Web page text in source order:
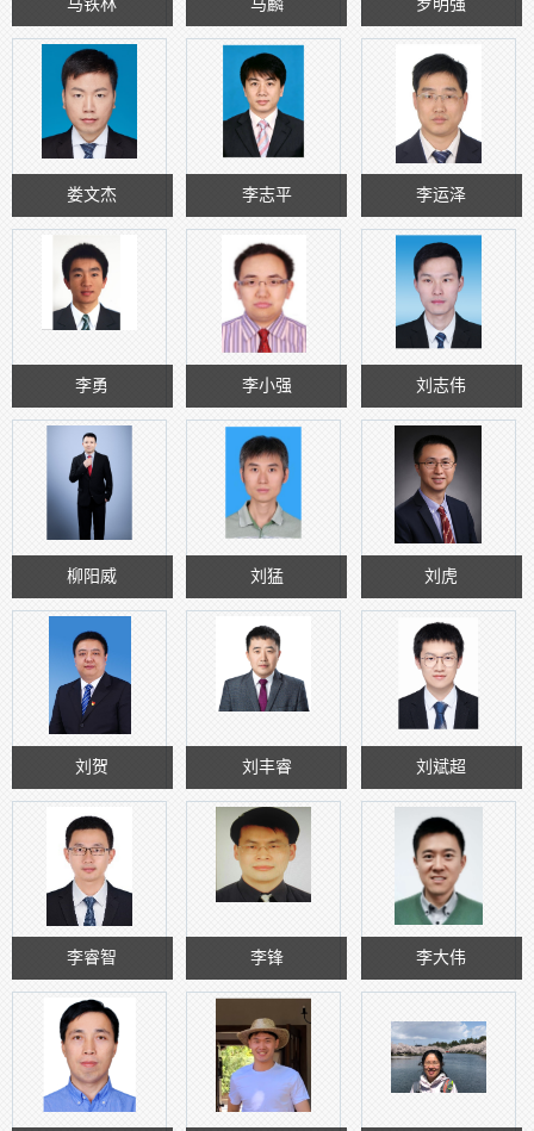
马铁林 马麟 罗明强
娄文杰 李志平 李运泽
李勇 李小强 刘志伟
柳阳威 刘猛 刘虎
刘贺 刘丰睿 刘斌超
李睿智 李锋 李大伟